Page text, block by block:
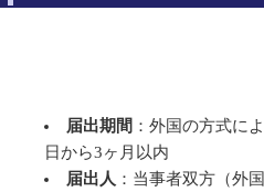
届出期間 ：外国の方式に
日から3ヶ月以内
届出人 ：当事者双方（外